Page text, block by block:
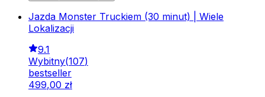
Jazda Monster Truckiem (30 minut) | Wiele
Lokalizacji
9.1
Wybitny(107)
bestseller
499,00 zł